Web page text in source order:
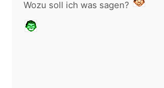
Wozu soll ich was sagen?